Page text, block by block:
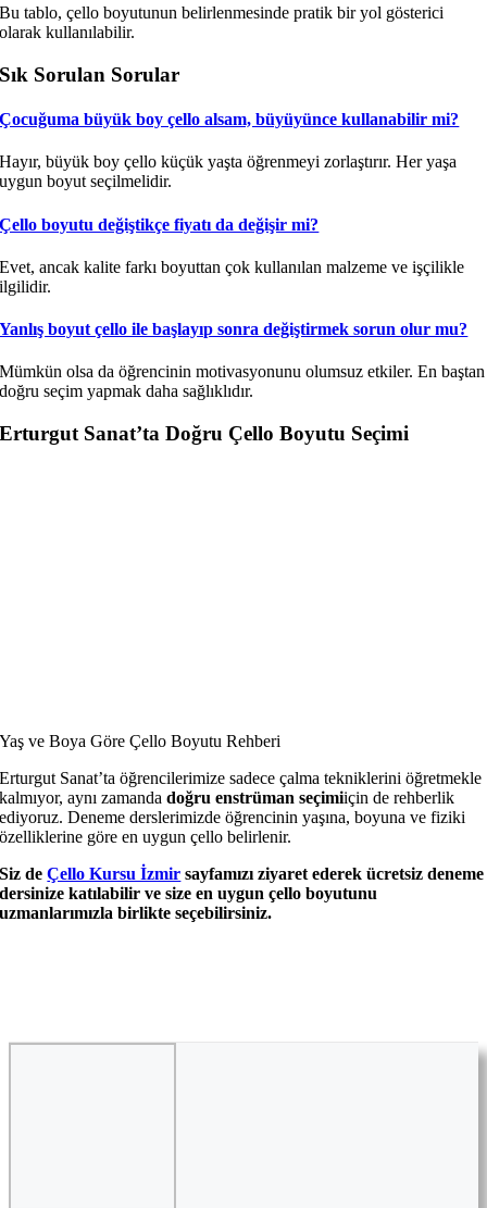
Bu tablo, çello boyutunun belirlenmesinde pratik bir yol gösterici
olarak kullanılabilir.
Sık Sorulan Sorular
Çocuğuma büyük boy çello alsam, büyüyünce kullanabilir mi?
Hayır, büyük boy çello küçük yaşta öğrenmeyi zorlaştırır. Her yaşa
uygun boyut seçilmelidir.
Çello boyutu değiştikçe fiyatı da değişir mi?
Evet, ancak kalite farkı boyuttan çok kullanılan malzeme ve işçilikle
ilgilidir.
Yanlış boyut çello ile başlayıp sonra değiştirmek sorun olur mu?
Mümkün olsa da öğrencinin motivasyonunu olumsuz etkiler. En baştan
doğru seçim yapmak daha sağlıklıdır.
Erturgut Sanat’ta Doğru Çello Boyutu Seçimi
Yaş ve Boya Göre Çello Boyutu Rehberi
Erturgut Sanat’ta öğrencilerimize sadece çalma tekniklerini öğretmekle
kalmıyor, aynı zamandadoğru enstrüman seçimiiçin de rehberlik
ediyoruz. Deneme derslerimizde öğrencinin yaşına, boyuna ve fiziki
özelliklerine göre en uygun çello belirlenir.
Siz deÇello Kursu İzmir sayfamızı ziyaret ederek ücretsiz deneme
dersinize katılabilir ve size en uygun çello boyutunu
uzmanlarımızla birlikte seçebilirsiniz.